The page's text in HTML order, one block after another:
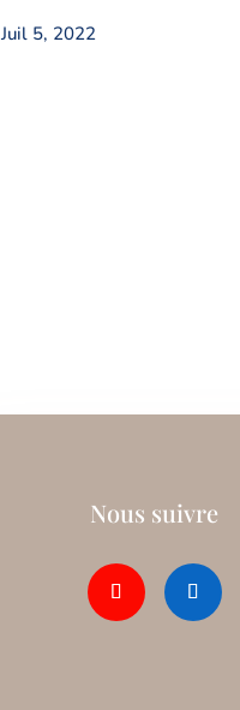
Juil 5, 2022
Nous suivre